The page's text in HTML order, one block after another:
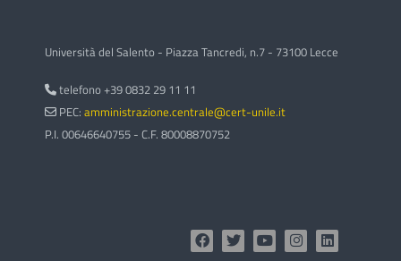
Università del Salento - Piazza Tancredi, n.7 - 73100 Lecce
telefono +39 0832 29 11 11
PEC: amministrazione.centrale@cert-unile.it
P.I. 00646640755 - C.F. 80008870752